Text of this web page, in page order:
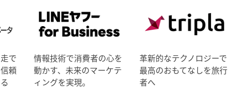
で
頼
情報技術で消費者の心を
動かす、未来のマーケテ
ィングを実現。
革新的なテクノロジーで
最高のおもてなしを旅行
者へ